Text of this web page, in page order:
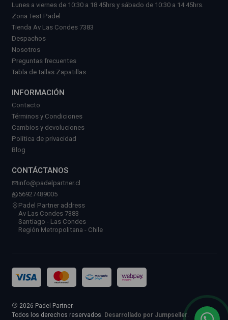
Lunes a viernes de 10:30 a 18:45hrs y sábado de 10:30 a 14:45hrs.
Zona Test Padel
Tienda Av Las Condes 7383
Despachos
Nosotros
Preguntas frecuentes
Tabla de tallas Zapatillas
INFORMACIÓN
Contacto
Términos y Condiciones
Cambios y devoluciones
Política de privacidad
Blog
CONTÁCTANOS
info@padelpartner.cl
56927489005
Padel Partner address
Av Las Condes 7383
Santiago - Las Condes
Región Metropolitana - Chile
2026 Padel Partner.
Todos los derechos reservados. Desarrollado por Jumpseller.